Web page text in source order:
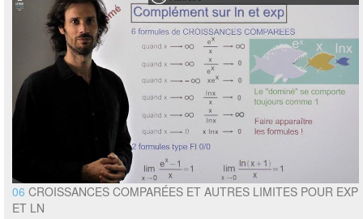
06 CROISSANCES COMPARÉES ET AUTRES LIMITES POUR EXP
ET LN